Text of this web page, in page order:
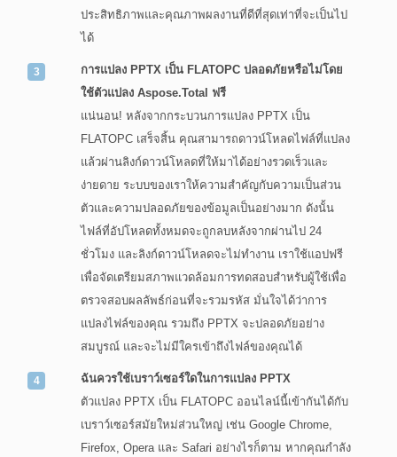
ประสิทธิภาพและคุณภาพผลงานที่ดีที่สุดเท่าที่จะเป็นไป
ได้
การแปลง PPTX เป็น FLATOPC ปลอดภัยหรือไม่โดย
ใช้ตัวแปลง Aspose.Total ฟรี
แน่นอน! หลังจากกระบวนการแปลง PPTX เป็น
FLATOPC เสร็จสิ้น คุณสามารถดาวน์โหลดไฟล์ที่แปลง
แล้วผ่านลิงก์ดาวน์โหลดที่ให้มาได้อย่างรวดเร็วและ
ง่ายดาย ระบบของเราให้ความสำคัญกับความเป็นส่วน
ตัวและความปลอดภัยของข้อมูลเป็นอย่างมาก ดังนั้น
ไฟล์ที่อัปโหลดทั้งหมดจะถูกลบหลังจากผ่านไป 24
ชั่วโมง และลิงก์ดาวน์โหลดจะไม่ทำงาน เราใช้แอปฟรี
เพื่อจัดเตรียมสภาพแวดล้อมการทดสอบสำหรับผู้ใช้เพื่อ
ตรวจสอบผลลัพธ์ก่อนที่จะรวมรหัส มั่นใจได้ว่าการ
แปลงไฟล์ของคุณ รวมถึง PPTX จะปลอดภัยอย่าง
สมบูรณ์ และจะไม่มีใครเข้าถึงไฟล์ของคุณได้
ฉันควรใช้เบราว์เซอร์ใดในการแปลง PPTX
ตัวแปลง PPTX เป็น FLATOPC ออนไลน์นี้เข้ากันได้กับ
เบราว์เซอร์สมัยใหม่ส่วนใหญ่ เช่น Google Chrome,
Firefox, Opera และ Safari อย่างไรก็ตาม หากคุณกำลัง